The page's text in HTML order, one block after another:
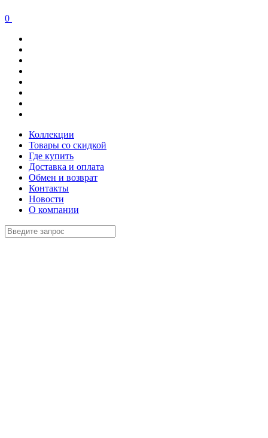
0
Коллекции
Товары со скидкой
Где купить
Доставка и оплата
Обмен и возврат
Контакты
Новости
О компании